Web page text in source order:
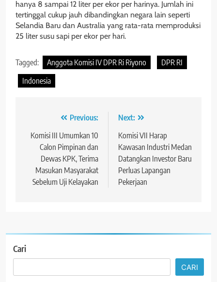
hanya 8 sampai 12 liter per ekor per harinya. Jumlah ini
tertinggal cukup jauh dibandingkan negara lain seperti
Selandia Baru dan Australia yang rata-rata memproduksi
25 liter susu sapi per ekor per hari.
Tagged: Anggota Komisi IV DPR Ri Riyono
DPR RI
Indonesia
Navigasi
pos
Previous:
Komisi III Umumkan 10
Calon Pimpinan dan
Dewas KPK, Terima
Masukan Masyarakat
Sebelum Uji Kelayakan
Next:
Komisi VII Harap
Kawasan Industri Medan
Datangkan Investor Baru
Perluas Lapangan
Pekerjaan
Cari
CARI